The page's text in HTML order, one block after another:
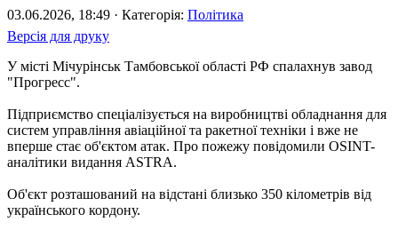
03.06.2026, 18:49 · Категорія: Політика
Версія для друку
У місті Мічурінськ Тамбовської області РФ спалахнув завод
"Прогресс".
Підприємство спеціалізується на виробництві обладнання для
систем управління авіаційної та ракетної техніки і вже не
вперше стає об'єктом атак. Про пожежу повідомили OSINT-
аналітики видання ASTRA.
Об'єкт розташований на відстані близько 350 кілометрів від
українського кордону.